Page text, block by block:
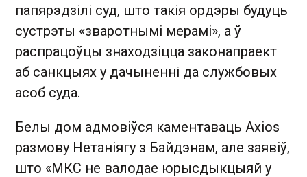
папярэдзілі суд, што такія ордэры будуць
сустрэты «зваротнымі мерамі», а ў
распрацоўцы знаходзіцца законапраект
аб санкцыях у дачыненні да службовых
асоб суда.
Белы дом адмовіўся каментаваць Axios
размову Нетаніягу з Байдэнам, але заявіў,
што «МКС не валодае юрысдыкцыяй у